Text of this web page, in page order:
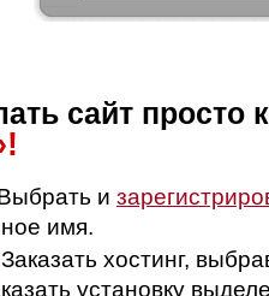
сайт просто
и
имя.
Заказать хостинг,
установку